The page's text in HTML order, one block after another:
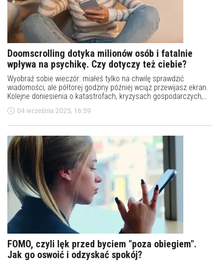
Doomscrolling dotyka milionów osób i fatalnie
wpływa na psychikę. Czy dotyczy też ciebie?
Wyobraź sobie wieczór: miałeś tylko na chwilę sprawdzić
wiadomości, ale półtorej godziny później wciąż przewijasz ekran.
Kolejne doniesienia o katastrofach, kryzysach gospodarczych,
wojnach, chorobach. Palec machinalnie przesuwa ekran w dół, a
Ty czujesz coraz większy ciężar na klatce piersiowej. To nie
04 września 2025, 16:59
FOMO, czyli lęk przed byciem "poza obiegiem".
Jak go oswoić i odzyskać spokój?